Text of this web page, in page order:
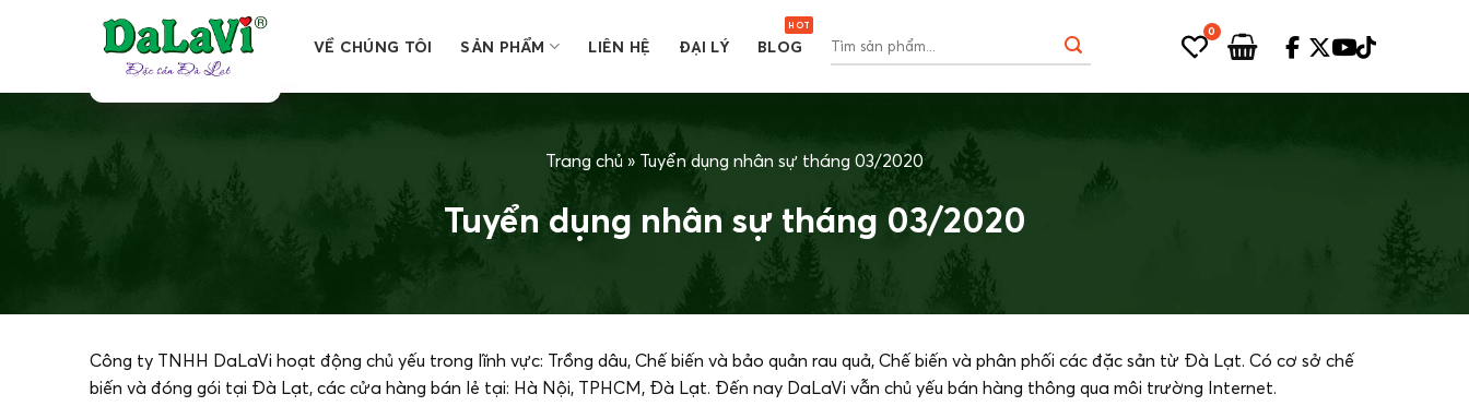
dung
VỀ CHÚNG TÔI SẢN PHẨM LIÊN HỆ ĐẠI LÝ BLOG
Tìm
0
Trang chủ » Tuyển dụng nhân sự tháng 03/2020
Tuyển dụng nhân sự tháng 03/2020
Công ty TNHH DaLaVi hoạt động chủ yếu trong lĩnh vực: Trồng dâu, Chế biến và bảo quản rau quả, Chế biến và phân phối các đặc sản từ Đà Lạt. Có cơ sở chế
biến và đóng gói tại Đà Lạt, các cửa hàng bán lẻ tại: Hà Nội, TPHCM, Đà Lạt. Đến nay DaLaVi vẫn chủ yếu bán hàng thông qua môi trường Internet.